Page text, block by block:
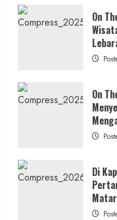
Warga
Posted on
Wisata
Kekinian
On
On
Di